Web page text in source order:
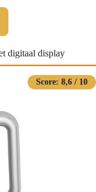
digitaal display
Score: 8,6 / 10